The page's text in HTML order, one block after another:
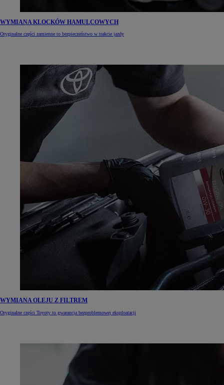
WYMIANA KLOCKÓW HAMULCOWYCH
Oryginalne części zamienne to bezpieczeństwo w trakcie jazdy
WYMIANA OLEJU Z FILTREM
Oryginalne części Toyoty to gwarancja bezproblemowej eksploatacji